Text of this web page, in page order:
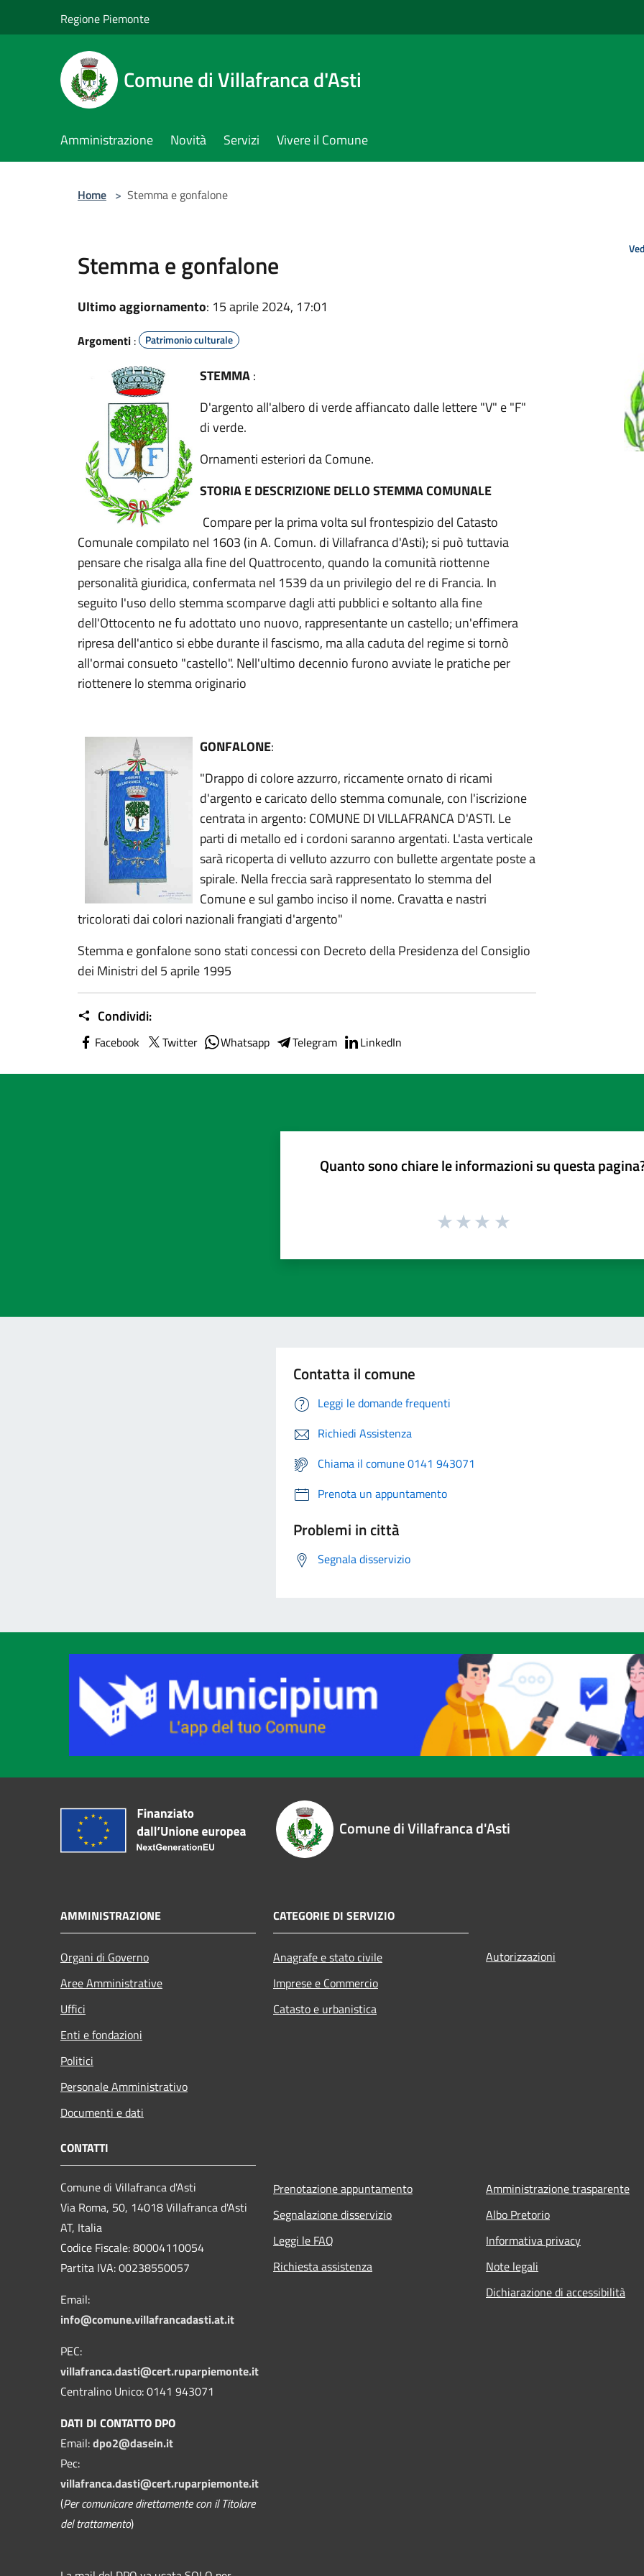
Regione Piemonte
Comune di Villafranca d'Asti
Amministrazione Novità Servizi Vivere il Comune
Home > Stemma e gonfalone
Stemma e gonfalone
Ultimo aggiornamento: 15 aprile 2024, 17:01
Argomenti : Patrimonio culturale
STEMMA:
D'argento all'albero di verde affiancato dalle lettere "V" e "F"
di verde.
Ornamenti esteriori da Comune.
STORIA E DESCRIZIONE DELLO STEMMA COMUNALE
Compare per la prima volta sul frontespizio del Catasto
Comunale compilato nel 1603 (in A. Comun. di Villafranca d'Asti); si può tuttavia
pensare che risalga alla fine del Quattrocento, quando la comunità riottenne
personalità giuridica, confermata nel 1539 da un privilegio del re di Francia. In
seguito l'uso dello stemma scomparve dagli atti pubblici e soltanto alla fine
dell'Ottocento ne fu adottato uno nuovo, rappresentante un castello; un'effimera
ripresa dell'antico si ebbe durante il fascismo, ma alla caduta del regime si tornò
all'ormai consueto "castello". Nell'ultimo decennio furono avviate le pratiche per
riottenere lo stemma originario
GONFALONE:
"Drappo di colore azzurro, riccamente ornato di ricami
d'argento e caricato dello stemma comunale, con l'iscrizione
centrata in argento: COMUNE DI VILLAFRANCA D'ASTI. Le
parti di metallo ed i cordoni saranno argentati. L'asta verticale
sarà ricoperta di velluto azzurro con bullette argentate poste a
spirale. Nella freccia sarà rappresentato lo stemma del
Comune e sul gambo inciso il nome. Cravatta e nastri
tricolorati dai colori nazionali frangiati d'argento"
Stemma e gonfalone sono stati concessi con Decreto della Presidenza del Consiglio
dei Ministri del 5 aprile 1995
Condividi:
Facebook Twitter Whatsapp Telegram LinkedIn
Quanto sono chiare le informazioni su questa
Contatta il comune
Leggi le domande frequenti
Richiedi Assistenza
Chiama il comune 0141 943071
Prenota un appuntamento
Problemi in città
Segnala disservizio
Comune di Villafranca d'Asti
AMMINISTRAZIONE
Organi di Governo
Aree Amministrative
Uffici
Enti e fondazioni
Politici
Personale Amministrativo
Documenti e dati
CATEGORIE DI SERVIZIO
Anagrafe e stato civile
Imprese e Commercio
Catasto e urbanistica
Autorizzazioni
CONTATTI
Comune di Villafranca d'Asti
Via Roma, 50, 14018 Villafranca d'Asti
AT, Italia
Codice Fiscale: 80004110054
Partita IVA: 00238550057
Email:
info@comune.villafrancadasti.at.it
PEC:
villafranca.dasti@cert.ruparpiemonte.it
Centralino Unico: 0141 943071
DATI DI CONTATTO DPO
Email:dpo2@dasein.it
Pec:
villafranca.dasti@cert.ruparpiemonte.it
(Per comunicare direttamente con il Titolare
del trattamento)
Prenotazione appuntamento
Segnalazione disservizio
Leggi le FAQ
Richiesta assistenza
Amministrazione trasparente
Albo Pretorio
Informativa privacy
Note legali
Dichiarazione di accessibilità